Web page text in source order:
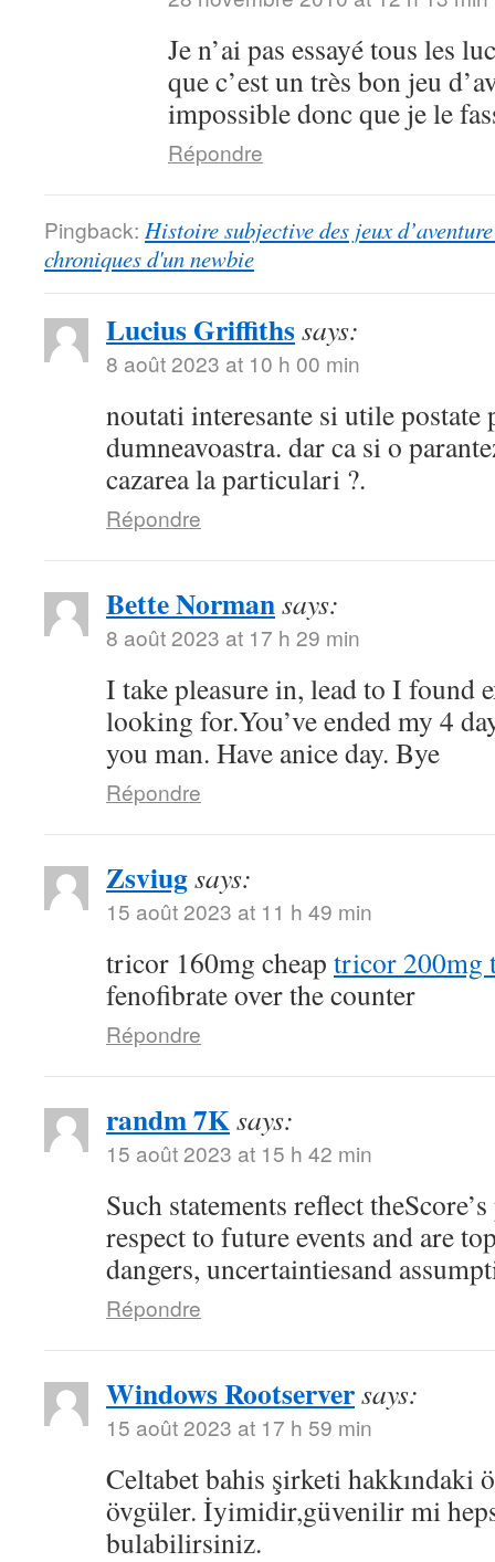
Je n’ai pas essayé tous les
que c’est un très bon jeu
impossible donc que je le
Répondre
Pingback: Histoire subjective des jeux
chroniques d'un newbie
Lucius Griffithssays:
8 août 2023 at 10 h 00 min
noutati interesante si utile postate
dumneavoastra. dar ca si o
cazarea la particulari ?.
Répondre
Bette Normansays:
8 août 2023 at 17 h 29 min
I take pleasure in, lead to I found
looking for.You’ve ended my 4
you man. Have anice day. Bye
Répondre
Zsviugsays:
15 août 2023 at 11 h 49 min
tricor 160mg cheap tricor 200mg
fenofibrate over the counter
Répondre
randm 7Ksays:
15 août 2023 at 15 h 42 min
Such statements reflect
respect to future events and are
dangers, uncertaintiesand
Répondre
Windows Rootserversays:
15 août 2023 at 17 h 59 min
Celtabet bahis şirketi hakkındaki
övgüler. İyimidir,güvenilir mi
bulabilirsiniz.